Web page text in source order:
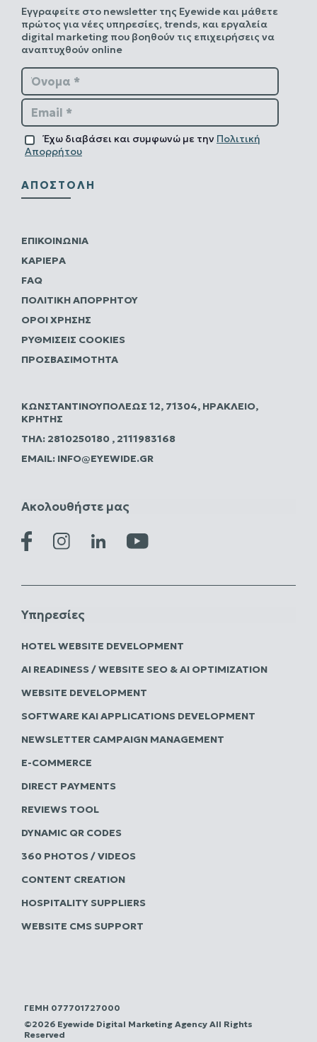
Εγγραφείτε στο newsletter της Eyewide και μάθετε
πρώτος για νέες υπηρεσίες, trends, και εργαλεία
digital marketing που βοηθούν τις επιχειρήσεις να
αναπτυχθούν online
Όνομα *
Email *
Έχω διαβάσει και συμφωνώ με την Πολιτική
Απορρήτου
ΑΠΟΣΤΟΛΉ
ΕΠΙΚΟΙΝΩΝΊΑ
ΚΑΡΙΈΡΑ
FAQ
ΠΟΛΙΤΙΚΗ ΑΠΟΡΡΗΤΟΥ
ΌΡΟΙ ΧΡΉΣΗΣ
ΡΥΘΜΊΣΕΙΣ COOKIES
ΠΡΟΣΒΑΣΙΜΌΤΗΤΑ
ΚΩΝΣΤΑΝΤΙΝΟΥΠΌΛΕΩΣ 12, 71304, ΗΡΆΚΛΕΙΟ,
ΚΡΉΤΗΣ
ΤΗΛ: 2810250180 , 2111983168
EMAIL: INFO@EYEWIDE.GR
Ακολουθήστε μας
Υπηρεσίες
HOTEL WEBSITE DEVELOPMENT
AI READINESS / WEBSITE SEO & AI OPTIMIZATION
WEBSITE DEVELOPMENT
SOFTWARE ΚΑΙ APPLICATIONS DEVELOPMENT
NEWSLETTER CAMPAIGN MANAGEMENT
E-COMMERCE
DIRECT PAYMENTS
REVIEWS TOOL
DYNAMIC QR CODES
360 PHOTOS / VIDEOS
CONTENT CREATION
HOSPITALITY SUPPLIERS
WEBSITE CMS SUPPORT
ΓΕΜΗ 077701727000
©2026 Eyewide Digital Marketing Agency All Rights
Reserved